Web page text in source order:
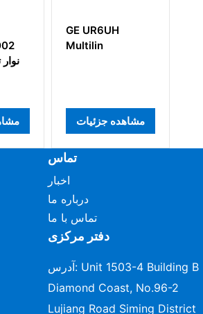
Multilin
مشاهده جزئیات جزئیات
تماس
اخبار
درباره ما
تماس با ما
دفتر مرکزی
آدرس: Unit 1503-4 Building B
Diamond Coast, No.96-2
Lujiang Road Siming District